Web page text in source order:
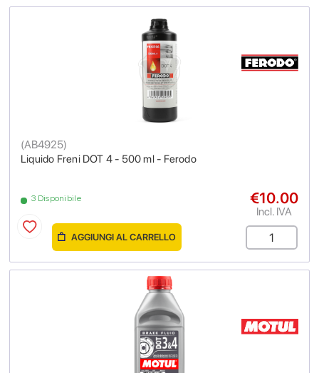
Liquido Freni DOT 4 - 500 ml - Ferodo
(AB4925)
3 Disponibile €10.00
Incl. IVA
AGGIUNGI AL CARRELLO